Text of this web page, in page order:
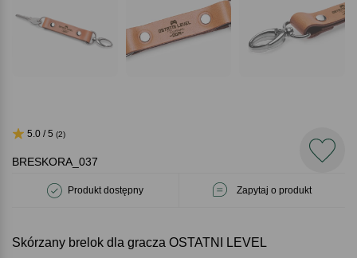
BRESKORA_037
Produkt dostępny Zapytaj o produkt
5.0 / 5 (2)
Skórzany brelok dla gracza OSTATNI LEVEL